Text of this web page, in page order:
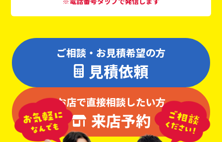
ご相談・お見積希望の方
見積依頼
お店で直接相談したい方
来店予約